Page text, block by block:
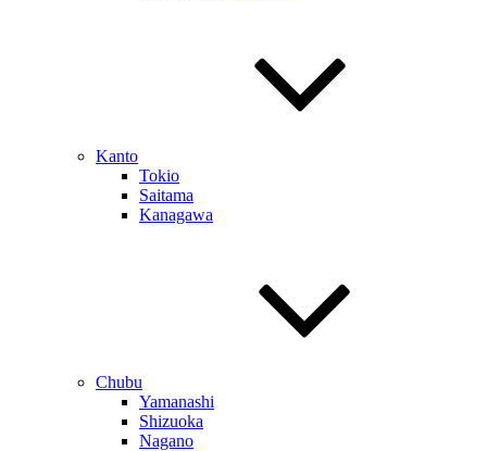
Kanto
Tokio
Saitama
Kanagawa
Chubu
Yamanashi
Shizuoka
Nagano